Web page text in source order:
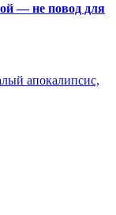
— не повод для
апокалипсис,